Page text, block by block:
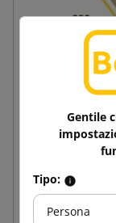
Gentile
Tipo:
Persona